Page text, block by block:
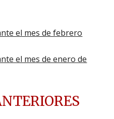
el mes de febrero
el mes de enero de